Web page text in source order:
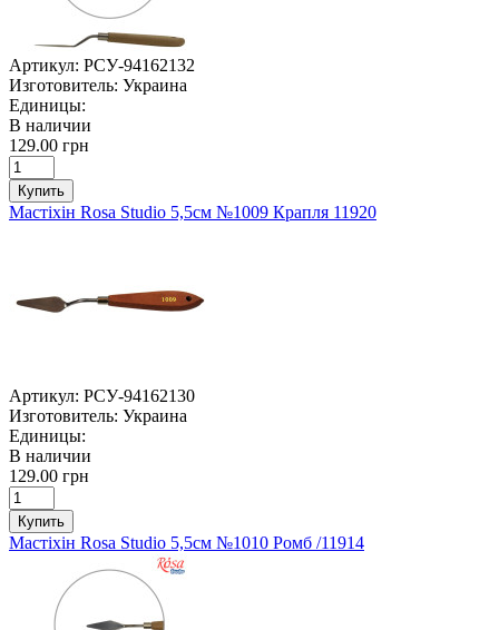
Артикул: РСУ-94162132
Изготовитель: Украина
Единицы:
В наличии
129.00 грн
Купить
Мастіхін Rosa Studio 5,5см №1009 Крапля 11920
Артикул: РСУ-94162130
Изготовитель: Украина
Единицы:
В наличии
129.00 грн
Купить
Мастіхін Rosa Studio 5,5см №1010 Ромб /11914